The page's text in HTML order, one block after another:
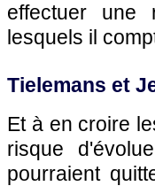
effectuer une
lesquels il
Tielemans et
Et à en croire
risque
pourraient